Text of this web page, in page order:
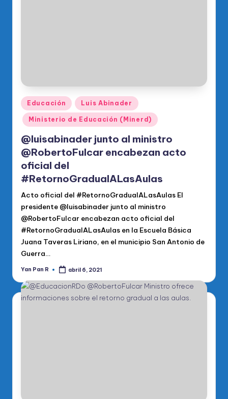
fi
ci
al
d
el
P
R
M
Publicado
en
Educación Luis Abinader
Ministerio de Educación (Minerd)
@luisabinader junto al ministro
@RobertoFulcar encabezan acto
oficial del
#RetornoGradualALasAulas
Acto oficial del #RetornoGradualALasAulas El
presidente @luisabinader junto al ministro
@RobertoFulcar encabezan acto oficial del
#RetornoGradualALasAulas en la Escuela Básica
Juana Taveras Liriano, en el municipio San Antonio de
Guerra…
Publicado
Yan Pan R abril 6, 2021